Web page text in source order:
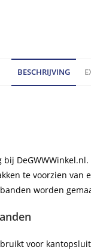
BESCHRIJVING
te voorzien
worden
voor